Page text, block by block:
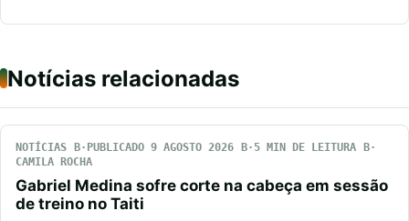
Notícias relacionadas
NOTÍCIAS PUBLICADO 9 AGOSTO 2026
5 MIN DE LEITURA
CAMILA ROCHA
Gabriel Medina sofre corte na cabeça em sessão
de treino no Taiti